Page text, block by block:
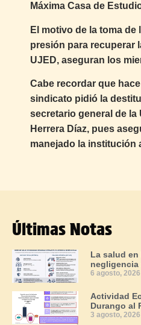
Máxima Casa de
El motivo de la toma de
presión para recuperar
UJED, aseguran los
Cabe recordar que
sindicato pidió la
secretario general de la
Herrera Díaz, pues
manejado la institución
Últimas Notas
La salud
6 agosto, 2026
Actividad
Durango al
3 agosto, 2026